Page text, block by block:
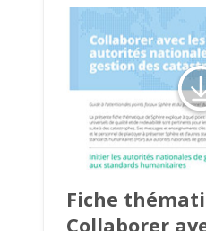
Fiche
Collaborer